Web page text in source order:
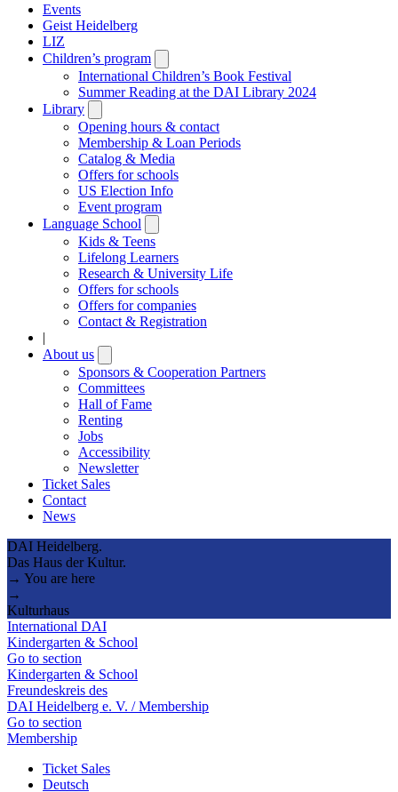
Events
Geist Heidelberg
LIZ
Children’s program
submenu
International Children’s Book Festival
Summer Reading at the DAI Library 2024
Library
submenu
Opening hours & contact
Membership & Loan Periods
Catalog & Media
Offers for schools
US Election Info
Event program
Language School
submenu
Kids & Teens
Lifelong Learners
Research & University Life
Offers for schools
Offers for companies
Contact & Registration
|
About us
submenu
Sponsors & Cooperation Partners
Committees
Hall of Fame
Renting
Jobs
Accessibility
Newsletter
Ticket Sales
Contact
News
DAI Heidelberg.
Das Haus der Kultur.
→ You are here
→
Kulturhaus
International DAI
Kindergarten & School
Go to section
Kindergarten & School
Freundeskreis des
DAI Heidelberg e. V. / Membership
Go to section
Membership
Ticket Sales
Deutsch